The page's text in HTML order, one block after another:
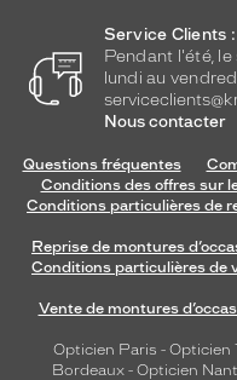
Service Clients
Pendant l'été,
lundi au
Nous contacter
Questions fréquentes
Conditions des offres sur
Conditions particulières de
Reprise de montures
Conditions particulières de
Vente de montures
Opticien Paris - Opticien
Bordeaux- Opticien